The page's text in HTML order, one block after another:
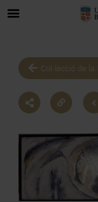
Col·lecció de